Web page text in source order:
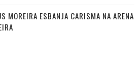
MOREIRA ESBANJA CARISMA NA ARENA